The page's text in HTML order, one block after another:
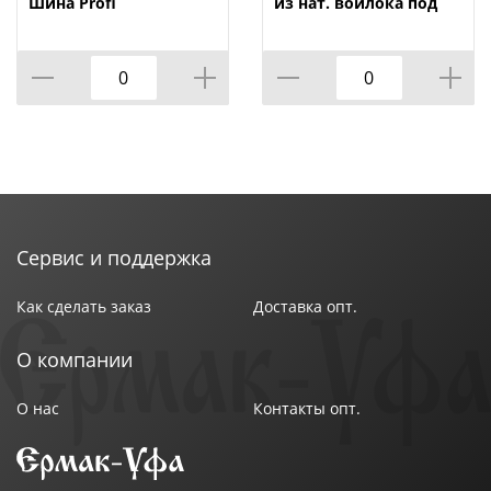
Сервис и поддержка
Как сделать заказ Доставка опт.
О компании
О нас Контакты опт.